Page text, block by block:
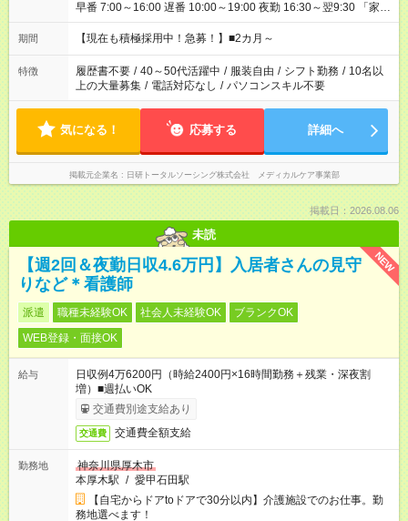
早番 7:00～16:00 遅番 10:00～19:00 夜勤 16:30～翌9:30 「家族
と休みを合わせたい」 「余裕を持って夕飯の準備がしたい」
「できれば残業はしたくない」 など、ご希望を教えてください
と、もう1つのお仕事の勤務時間が 合計で週40時間を超える場
合は応募できません。
期間 【現在も積極採用中！急募！】■2カ月～
特徴 履歴書不要 / 40～50代活躍中 / 服装自由 / シフト勤務 / 10名以
上の大量募集 / 電話対応なし / パソコンスキル不要
気になる！ 応募する 詳細へ
掲載元企業名 日研トータルソーシング株式会社 メディカルケア事業部
掲載日：2026.08.06
未読
NEW
【週2回＆夜勤日収4.6万円】入居者さんの見守
りなど＊看護師
派遣 職種未経験OK 社会人未経験OK
ブランクOK
WEB登録・面接OK
給与
日収例4万6200円（時給2400円×16時間勤務＋残業・深夜割
増）■週払いOK
交通費別途支給あり
交通費 交通費全額支給
勤務地
神奈川県厚木市
本厚木駅 / 愛甲石田駅
【自宅からドアtoドアで30分以内】介護施設でのお仕事。勤
務地選べます！